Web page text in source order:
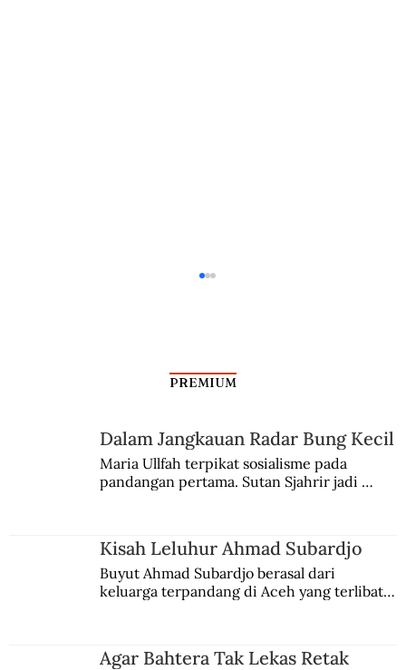
Benyamin Sueb, Raja Lenong Main Film
PREMIUM
Dalam Jangkauan Radar Bung Kecil
Maria Ullfah terpikat sosialisme pada
pandangan pertama. Sutan Sjahrir jadi
Kisah Leluhur Ahmad Subardjo
Buyut Ahmad Subardjo berasal dari
keluarga terpandang di Aceh yang terlibat
Agar Bahtera Tak Lekas Retak